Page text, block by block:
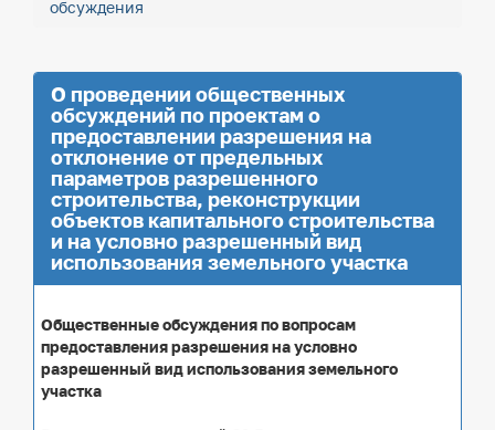
обсуждения
О проведении общественных
обсуждений по проектам о
предоставлении разрешения на
отклонение от предельных
параметров разрешенного
строительства, реконструкции
объектов капитального строительства
и на условно разрешенный вид
использования земельного участка
Общественные обсуждения по вопросам
предоставления разрешения на условно
разрешенный вид использования земельного
участка